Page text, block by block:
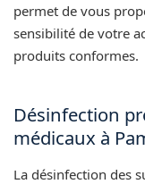
permet de vous
sensibilité de votre
produits conformes.
Désinfection
médicaux à
La désinfection des